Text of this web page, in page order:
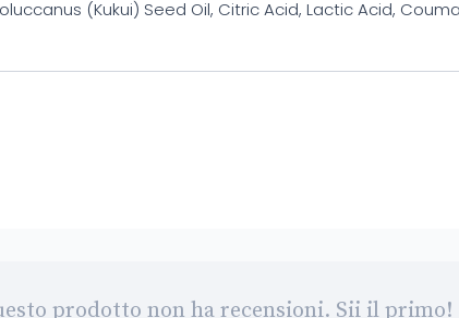
(Kukui) Seed Oil, Citric Acid, Lactic Acid,
prodotto non ha recensioni. Sii il primo!